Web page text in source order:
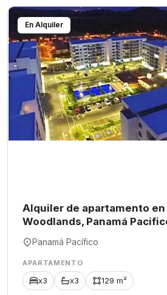
En Alquiler
Alquiler de apartamento en
Woodlands, Panamá
Panamá Pacífico
APARTAMENTO
x3 x3 129 m²